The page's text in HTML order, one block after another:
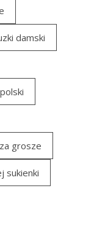
damski
grosze
sukienki